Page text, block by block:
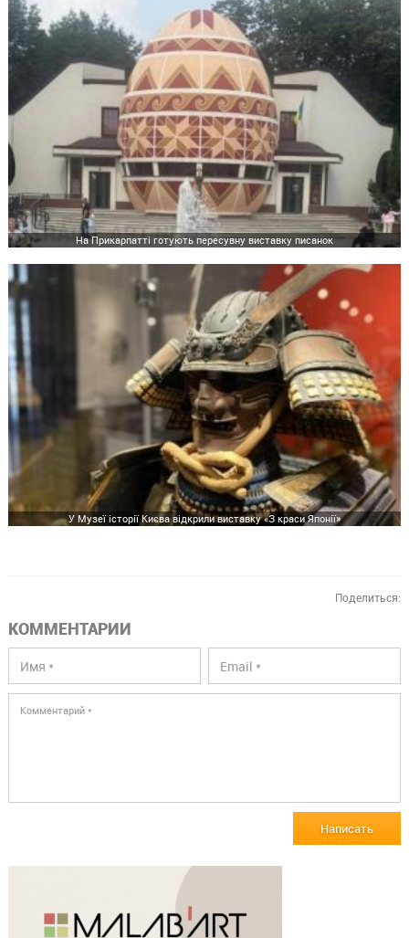
На Прикарпатті готують пересувну виставку писанок
У Музеї історії Києва відкрили виставку «З краси Японії»
Поделиться:
КОММЕНТАРИИ
Написать